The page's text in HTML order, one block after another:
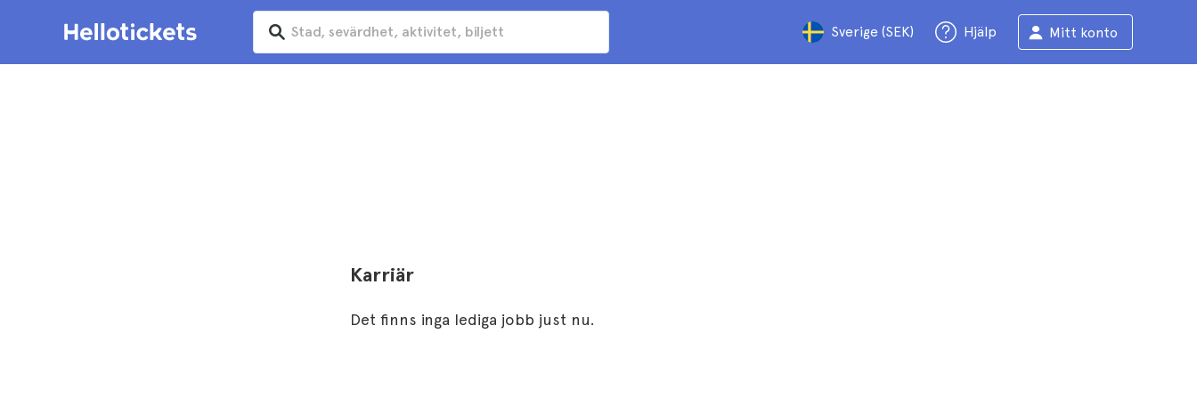
Sverige (SEK) Hjälp Mitt konto
Karriär
Det finns inga lediga jobb just nu.